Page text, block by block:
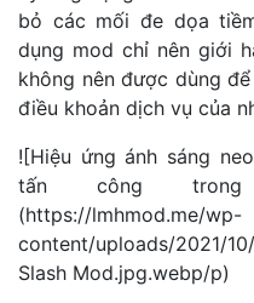
bỏ các mối đe dọa
dụng mod chỉ nên giới
không nên được dùng
điều khoản dịch vụ của
![Hiệu ứng ánh sáng
tấn công
(https://lmhmod.me/wp-
content/uploads/2021/
Slash Mod.jpg.webp/p)